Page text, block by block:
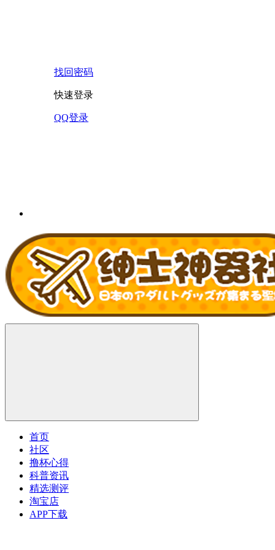
找回密码
快速登录
QQ登录
首页
社区
撸杯心得
科普资讯
精选测评
淘宝店
APP下载